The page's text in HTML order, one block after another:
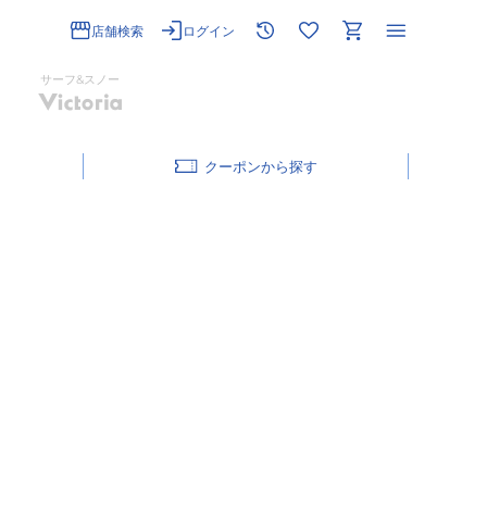
店舗検索 ログイン
サーフ&スノー
クーポン